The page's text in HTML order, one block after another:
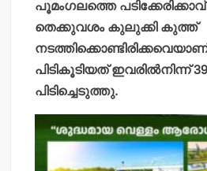
പൂമംഗലത്തെ
തെക്കുവശം കുലുക്കി കുത്ത്
പിടികൂടിയത് ഇവരില്‍നിന്ന്
പിടിച്ചെടുത്തു.